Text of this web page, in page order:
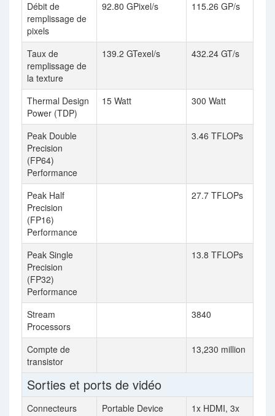
Débit de
remplissage de
pixels
92.80 GPixel/s 115.26 GP/s
Taux de
remplissage de
la texture
139.2 GTexel/s 432.24 GT/s
Thermal Design
Power (TDP)
15 Watt 300 Watt
Peak Double
Precision
(FP64)
Performance
3.46 TFLOPs
Peak Half
Precision
(FP16)
Performance
27.7 TFLOPs
Peak Single
Precision
(FP32)
Performance
13.8 TFLOPs
Stream
Processors
3840
Compte de
transistor
13,230 million
Sorties et ports de vidéo
Connecteurs
Portable Device
1x HDMI, 3x